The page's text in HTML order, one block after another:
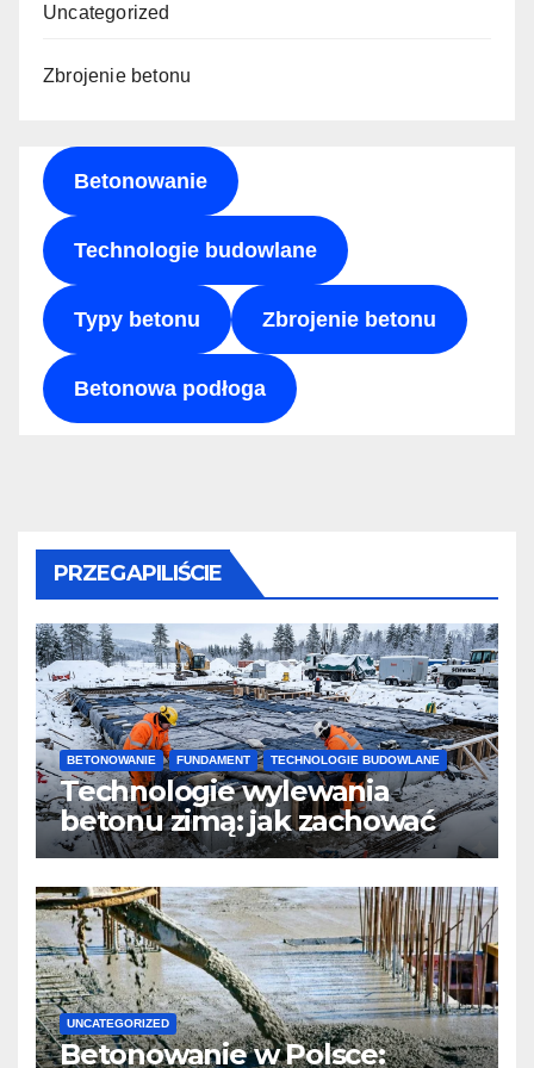
Uncategorized
Zbrojenie betonu
Betonowanie
Technologie budowlane
Typy betonu Zbrojenie betonu
Betonowa podłoga
PRZEGAPILIŚCIE
BETONOWANIE FUNDAMENT TECHNOLOGIE BUDOWLANE
Technologie wylewania
betonu zimą: jak zachować
jakość i przyspieszyć
twardnienie
UNCATEGORIZED
Betonowanie w Polsce: